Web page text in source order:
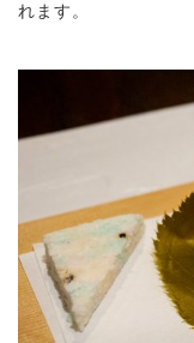
れます。